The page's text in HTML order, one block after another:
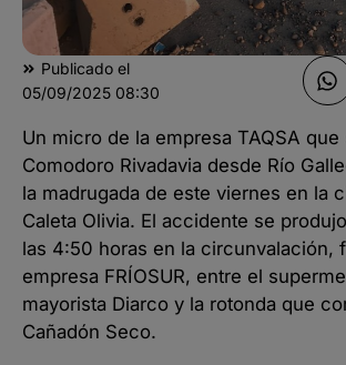
Publicado el
05/09/2025 08:30
Un micro de la empresa TAQSA que
Comodoro Rivadavia desde Río
la madrugada de este viernes en la
Caleta Olivia. El accidente se
las 4:50 horas en la circunvalación,
empresa FRÍOSUR, entre el
mayorista Diarco y la rotonda que
Cañadón Seco.